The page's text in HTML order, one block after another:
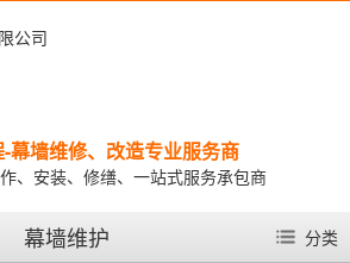
幕墙维修、改造专业服务商
、安装、修缮、一站式服务承包商
分类
幕墙维护